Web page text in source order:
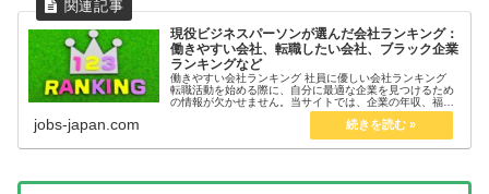
現役ビジネスパーソンが選んだ会社ランキング：
働きやすい会社、転職したい会社、ブラック企業
ランキングなど
働きやすい会社ランキング 社員に優しい会社ランキング
転職活動を始める際に、自分に最適な企業を見つけるため
の情報が欠かせません。当サイトでは、企業の年収、福利
厚生、働きやすさ、キャリアアップの機会などを徹底的に
jobs-japan.com